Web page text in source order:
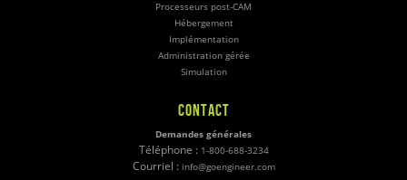
Processeurs post-CAM
Hébergement
Implémentation
Administration gérée
Simulation
CONTACT
Demandes générales
Téléphone : 1-800-688-3234
Courriel : info@goengineer.com